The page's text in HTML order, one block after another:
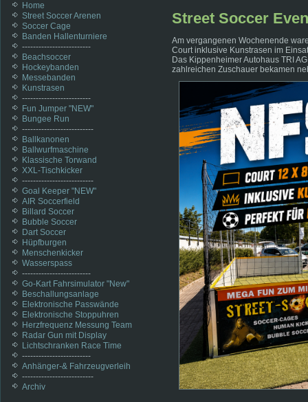
Home
Street Soccer Arenen
Soccer Cage
Banden Hallenturniere
-------------------------
Beachsoccer
Hockeybanden
Messebanden
Kunstrasen
-------------------------
Fun Jumper "NEW"
Bungee Run
--------------------------
Ballkanonen
Ballwurfmaschine
Klassische Torwand
XXL-Tischkicker
--------------------------
Goal Keeper "NEW"
AIR Soccerfield
Billard Soccer
Bubble Soccer
Dart Soccer
Hüpfburgen
Menschenkicker
Wasserspass
-------------------------
Go-Kart Fahrsimulator "New"
Beschallungsanlage
Elektronische Passwände
Elektronische Stoppuhren
Herzfrequenz Messung Team
Radar Gun mit Display
Lichtschranken Race Time
-------------------------
Anhänger-& Fahrzeugverleih
--------------------------
Archiv
Street Soccer
Am vergangenen Wochenende
Court inklusive Kunstrasen im
Das Kippenheimer Autohaus TRI
zahlreichen Zuschauer bekamen